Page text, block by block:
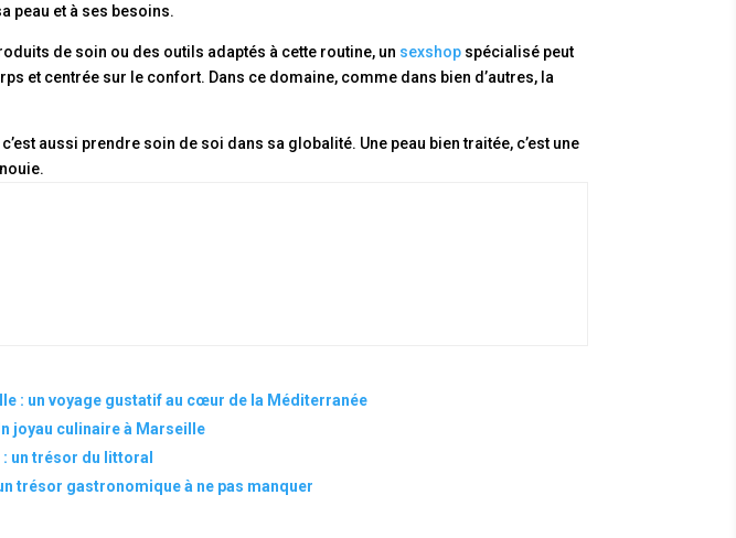
peau et à ses besoins.
de soin ou des outils adaptés à cette routine, un sexshopspécialisé peut
et centrée sur le confort. Dans ce domaine, comme dans bien d’autres, la
aussi prendre soin de soi dans sa globalité. Une peau bien traitée, c’est une
: un voyage gustatif au cœur de la Méditerranée
joyau culinaire à Marseille
un trésor du littoral
trésor gastronomique à ne pas manquer